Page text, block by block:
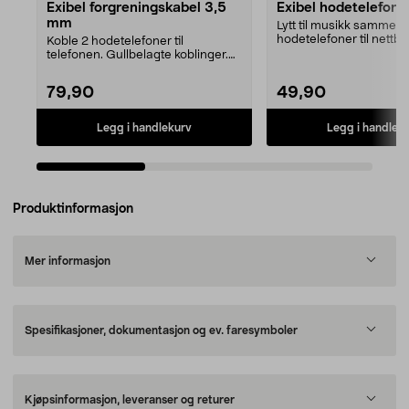
Exibel forgreningskabel 3,5
mm
Koble 2 hodetelefoner til
telefonen. Gullbelagte koblinger.
79,90
Legg i handlekurv
Exibel
Lytt til musikk sammen.
hodetelefoner til
49,90
Legg i
Produktinformasjon
Mer informasjon
Spesifikasjoner, dokumentasjon og ev. faresymboler
Kjøpsinformasjon, leveranser og returer